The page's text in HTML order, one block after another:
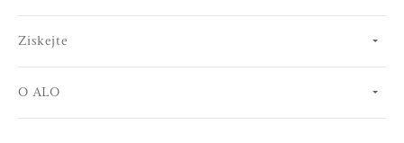
Získejte
O ALO